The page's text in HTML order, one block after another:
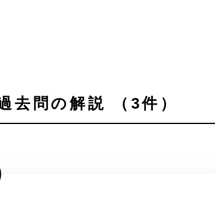
去問の解説 （3件）